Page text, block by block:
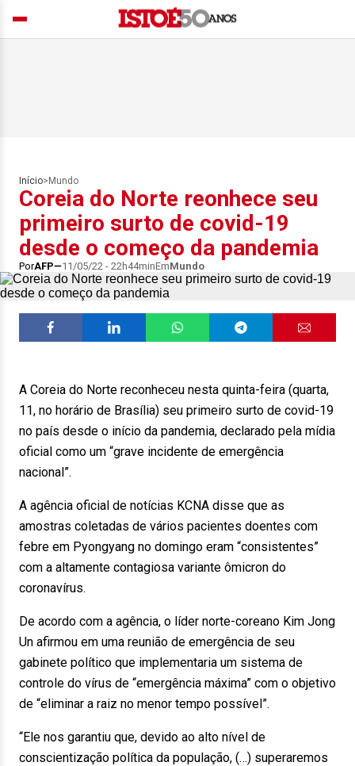
Início> Mundo
Coreia do Norte reonhece seu
primeiro surto de covid-19
desde o começo da pandemia
PorAFP 11/05/22 - 22h44minEmMundo
A Coreia do Norte reconheceu nesta quinta-feira (quarta,
11, no horário de Brasília) seu primeiro surto de covid-19
no país desde o início da pandemia, declarado pela mídia
oficial como um “grave incidente de emergência
nacional”.
A agência oficial de notícias KCNA disse que as
amostras coletadas de vários pacientes doentes com
febre em Pyongyang no domingo eram “consistentes”
com a altamente contagiosa variante ômicron do
coronavírus.
De acordo com a agência, o líder norte-coreano Kim Jong
Un afirmou em uma reunião de emergência de seu
gabinete político que implementaria um sistema de
controle do vírus de “emergência máxima” com o objetivo
de “eliminar a raiz no menor tempo possível”.
“Ele nos garantiu que, devido ao alto nível de
conscientização política da população, (…) superaremos